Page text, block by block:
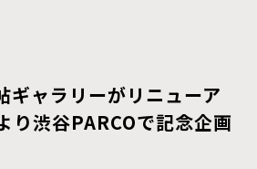
ャラリーがリニューア
り渋谷PARCOで記念企画